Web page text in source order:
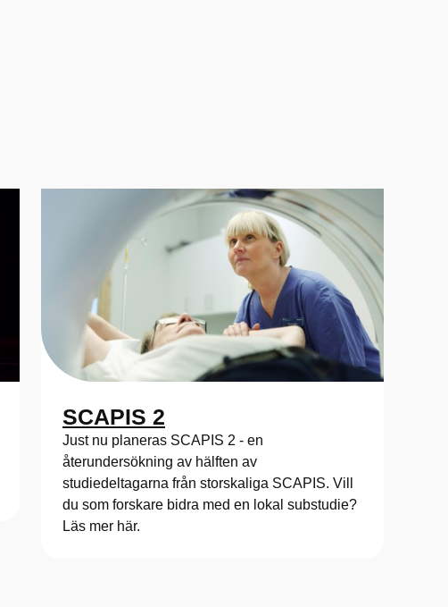
SCAPIS 2
Just nu planeras SCAPIS 2 - en
återundersökning av hälften av
studiedeltagarna från storskaliga SCAPIS. Vill
du som forskare bidra med en lokal substudie?
Läs mer här.